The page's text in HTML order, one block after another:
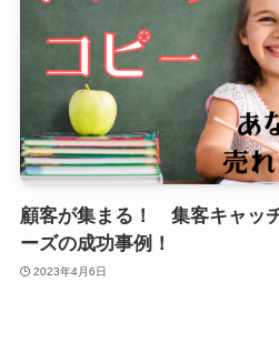
顧客が集まる！ 集客キャッ
ーズの成功事例！
2023年4月6日